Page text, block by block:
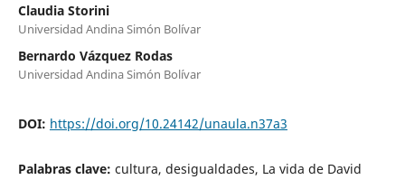
Claudia Storini
Universidad Andina Simón Bolívar
Bernardo Vázquez Rodas
Universidad Andina Simón Bolívar
DOI: https://doi.org/10.24142/unaula.n37a3
Palabras clave: cultura, desigualdades, La vida de David